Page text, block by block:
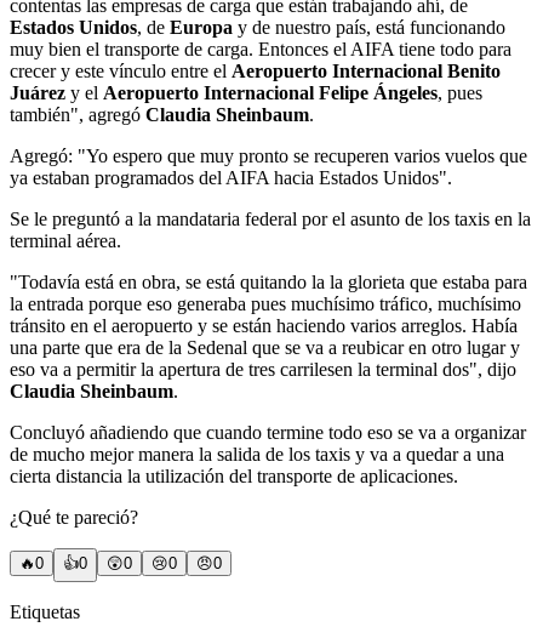
contentas las empresas de carga que están trabajando ahí, de
Estados Unidos, de Europa y de nuestro país, está funcionando
muy bien el transporte de carga. Entonces el AIFA tiene todo para
crecer y este vínculo entre el Aeropuerto Internacional Benito
Juárez y el Aeropuerto Internacional Felipe Ángeles, pues
también", agregó Claudia Sheinbaum.
Agregó: "Yo espero que muy pronto se recuperen varios vuelos que
ya estaban programados del AIFA hacia Estados Unidos".
Se le preguntó a la mandataria federal por el asunto de los taxis en la
terminal aérea.
"Todavía está en obra, se está quitando la la glorieta que estaba para
la entrada porque eso generaba pues muchísimo tráfico, muchísimo
tránsito en el aeropuerto y se están haciendo varios arreglos. Había
una parte que era de la Sedenal que se va a reubicar en otro lugar y
eso va a permitir la apertura de tres carrilesen la terminal dos", dijo
Claudia Sheinbaum.
Concluyó añadiendo que cuando termine todo eso se va a organizar
de mucho mejor manera la salida de los taxis y va a quedar a una
cierta distancia la utilización del transporte de aplicaciones.
¿Qué te pareció?
🔥0 👍0 😲0 😢0 😠0
Etiquetas